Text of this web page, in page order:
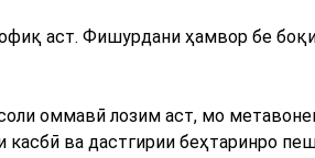
аст. Фишурдани ҳамвор бе
оммавӣ лозим аст, мо
ва дастгирии беҳтаринро